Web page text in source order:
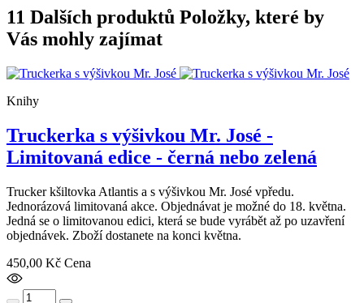
11 Dalších produktů Položky, které by
Vás mohly zajímat
Knihy
Truckerka s výšivkou Mr. José -
Limitovaná edice - černá nebo zelená
Trucker kšiltovka Atlantis a s výšivkou Mr. José vpředu.
Jednorázová limitovaná akce. Objednávat je možné do 18. května.
Jedná se o limitovanou edici, která se bude vyrábět až po uzavření
objednávek. Zboží dostanete na konci května.
450,00 Kč Cena